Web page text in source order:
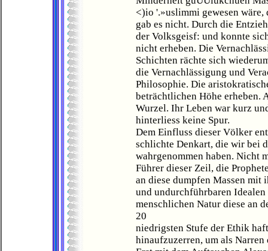
<)io '.»uslimmi gewesen
gab es nicht. Durch die
der Volksgeisf: und konnte
nicht erheben. Die
Schichten rächte sich
die Vernachlässigung und
Philosophie. Die
beträchtlichen Höhe erheben.
Wurzel. Ihr Leben war kurz
hinterliess keine Spur.
Dem Einfluss dieser Völker
schlichte Denkart, die wir bei
wahrgenommen haben. Nicht
Führer dieser Zeil, die
an diese dumpfen Massen mit
und undurchführbaren
menschlichen Natur diese an
20
niedrigsten Stufe der Ethik
hinaufzuzerren, um als